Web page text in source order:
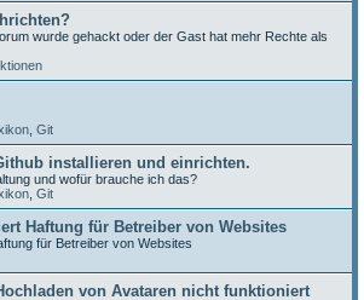
wurde gehackt oder der Gast hat mehr Rechte als
Git
installieren und einrichten.
und wofür brauche ich das?
Git
Haftung für Betreiber von Websites
für Betreiber von Websites
von Avataren nicht funktioniert